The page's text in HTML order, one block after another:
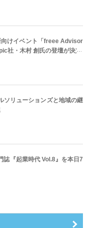
向けイベント「freee Advisor
社・木村 創氏の登壇が決定
ソリューションズと地域の継
誌『起業時代 Vol.8』を本日7